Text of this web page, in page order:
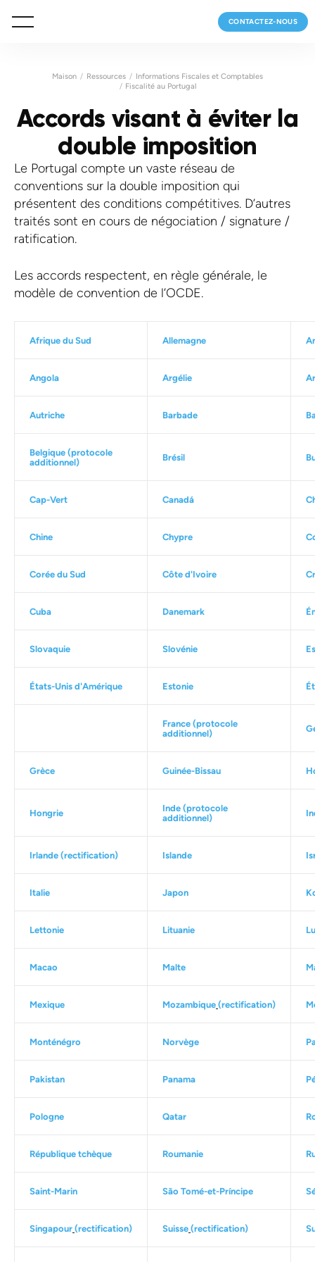
CONTACTEZ-NOUS
Maison Ressources
Informations Fiscales et Comptables
Fiscalité au Portugal
Accords visant à éviter la
double imposition
Le Portugal compte un vaste réseau de
conventions sur la double imposition qui
présentent des conditions compétitives. D’autres
traités sont en cours de négociation / signature /
ratification.
Les accords respectent, en règle générale, le
modèle de convention de l’OCDE.
Afrique du Sud Allemagne
Angola Argélie
Autriche Barbade
Belgique (protocole
additionnel)
Brésil
Cap-Vert Canadá
Chine Chypre
Corée du Sud Côte d'Ivoire
Cuba Danemark
Slovaquie Slovénie
États-Unis d'Amérique Estonie
France (protocole
additionnel)
Grèce Guinée-Bissau
Hongrie Inde (protocole
additionnel)
Irlande (rectification) Islande
Italie Japon
Lettonie Lituanie
Macao Malte
Mexique Mozambique (rectification)
Monténégro Norvège
Pakistan Panama
Pologne Qatar
République tchèque Roumanie
Saint-Marin São Tomé-et-Príncipe
Singapour (rectification) Suisse (rectification)